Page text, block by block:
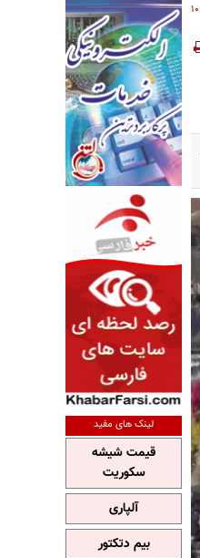
لینک های مفید
قیمت شیشه
سکوریت
آلپاری
بیم دتکتور